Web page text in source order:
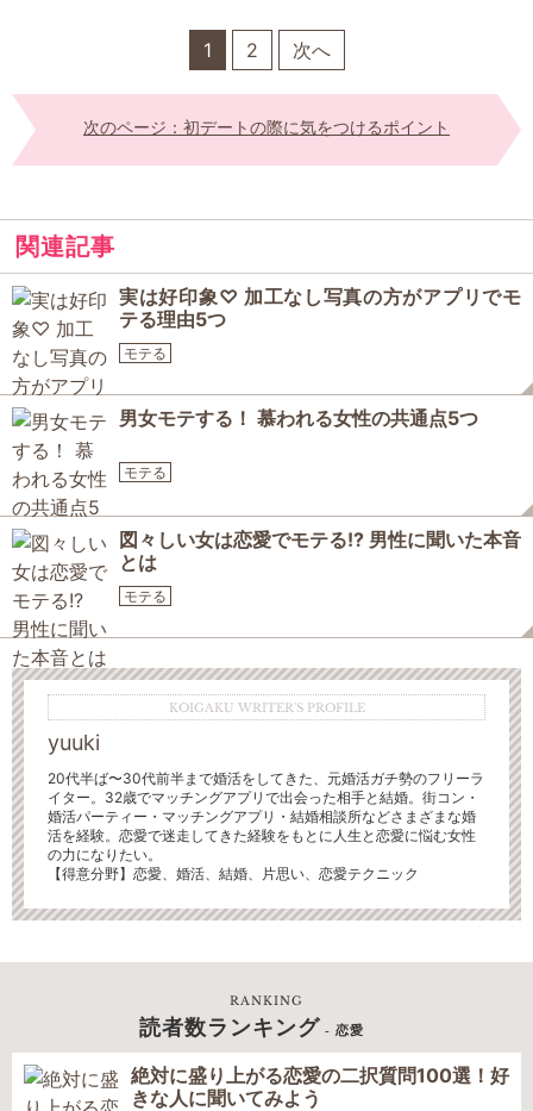
1 2 次へ
次のページ：初デートの際に気をつけるポイント
関連記事
実は好印象♡ 加工なし写真の方がアプリでモ
テる理由5つ
モテる
男女モテする！ 慕われる女性の共通点5つ
モテる
図々しい女は恋愛でモテる!? 男性に聞いた本音
とは
モテる
KOIGAKU WRITER'S PROFILE
yuuki
20代半ば〜30代前半まで婚活をしてきた、元婚活ガチ勢のフリーラ
イター。32歳でマッチングアプリで出会った相手と結婚。街コン・
婚活パーティー・マッチングアプリ・結婚相談所などさまざまな婚
活を経験。恋愛で迷走してきた経験をもとに人生と恋愛に悩む女性
の力になりたい。
【得意分野】 恋愛、婚活、結婚、片思い、恋愛テクニック
RANKING
読者数ランキング - 恋愛
絶対に盛り上がる恋愛の二択質問100選！好
きな人に聞いてみよう